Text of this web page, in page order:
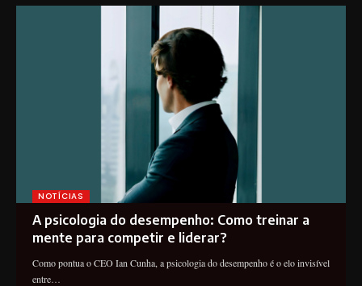
NOTÍCIAS
A psicologia do desempenho: Como treinar a
mente para competir e liderar?
Como pontua o CEO Ian Cunha, a psicologia do desempenho é o elo invisível
entre…